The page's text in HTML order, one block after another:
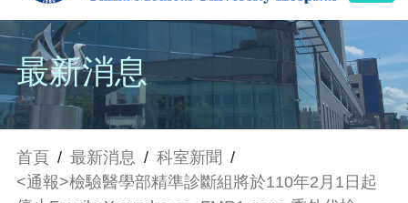
最新消息
首頁 / 最新消息 / 科室新聞 /
<通報>檢驗醫學部精準診斷組將於110年2月1日起